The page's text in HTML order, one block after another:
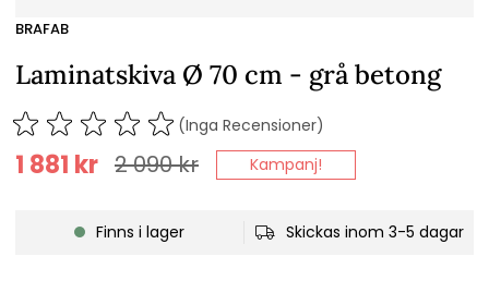
BRAFAB
Laminatskiva Ø 70 cm - grå betong
(Inga Recensioner)
2 090kr
1 881 kr Kampanj!
Finns i lager Skickas inom 3-5 dagar